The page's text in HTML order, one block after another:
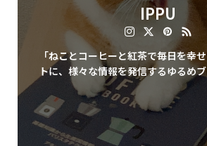
IPPU
「ねことコーヒーと紅茶で毎日を幸
トに、様々な情報を発信するゆるめブ